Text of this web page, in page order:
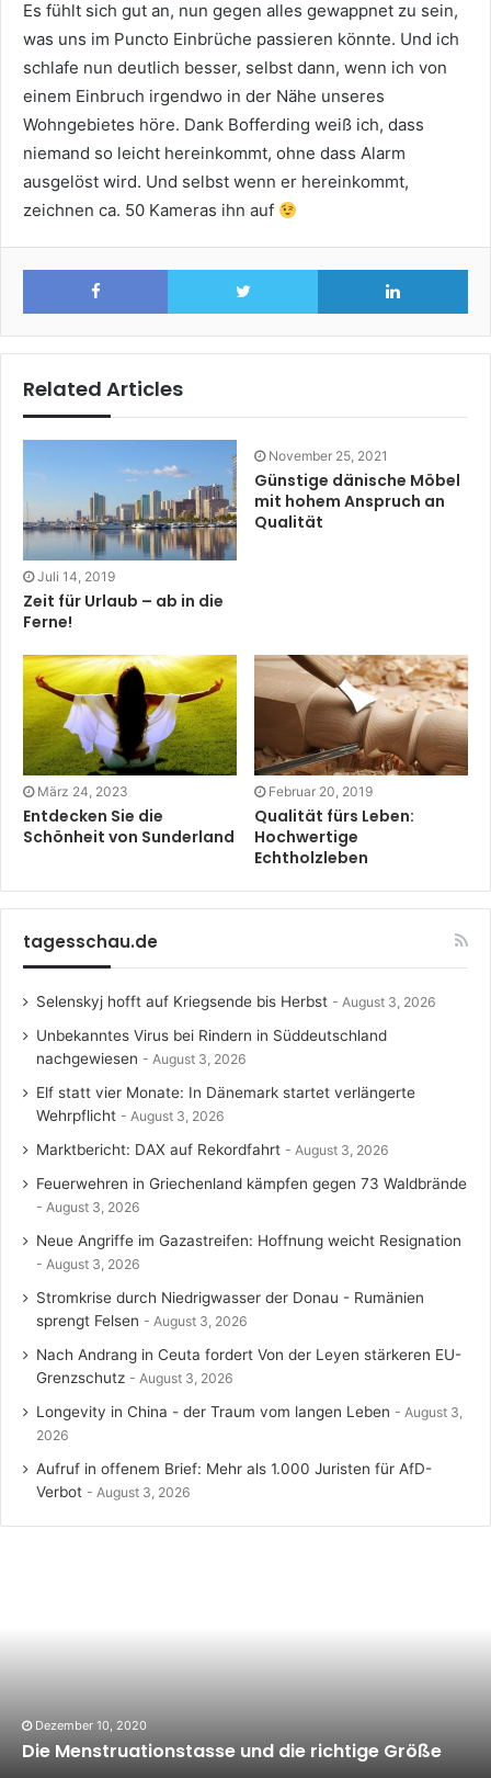
Es fühlt sich gut an, nun gegen alles gewappnet zu sein,
was uns im Puncto Einbrüche passieren könnte. Und ich
schlafe nun deutlich besser, selbst dann, wenn ich von
einem Einbruch irgendwo in der Nähe unseres
Wohngebietes höre. Dank Bofferding weiß ich, dass
niemand so leicht hereinkommt, ohne dass Alarm
ausgelöst wird. Und selbst wenn er hereinkommt,
zeichnen ca. 50 Kameras ihn auf
Facebook Twitter
Related Articles
Juli 14, 2019
Zeit für Urlaub – ab in die
Ferne!
November 25, 2021
Günstige dänische Möbel
mit hohem Anspruch an
Qualität
März 24, 2023
Entdecken Sie die
Schönheit von Sunderland
Februar 20, 2019
Qualität fürs Leben:
Hochwertige
Echtholzleben
tagesschau.de
Selenskyj hofft auf Kriegsende bis Herbst August 3, 2026
Unbekanntes Virus bei Rindern in Süddeutschland
nachgewiesen
August 3, 2026
Elf statt vier Monate: In Dänemark startet verlängerte
Wehrpflicht
August 3, 2026
Marktbericht: DAX auf Rekordfahrt August 3, 2026
Feuerwehren in Griechenland kämpfen gegen 73 Waldbrände
August 3, 2026
Neue Angriffe im Gazastreifen: Hoffnung weicht Resignation
August 3, 2026
Stromkrise durch Niedrigwasser der Donau - Rumänien
sprengt Felsen
August 3, 2026
Nach Andrang in Ceuta fordert Von der Leyen stärkeren EU-
Grenzschutz
August 3, 2026
Longevity in China - der Traum vom langen Leben
August 3,
2026
Aufruf in offenem Brief: Mehr als 1.000 Juristen für AfD-
Verbot
August 3, 2026
Dezember 10, 2020
Die Menstruationstasse und die richtige Größe